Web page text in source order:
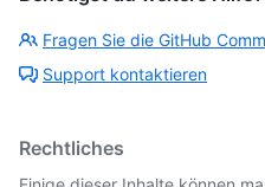
Fragen Sie die GitHub
Support kontaktieren
Rechtliches